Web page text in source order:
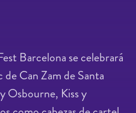
Barcelona se celebrará
Can Zam de Santa
Osbourne, Kiss y